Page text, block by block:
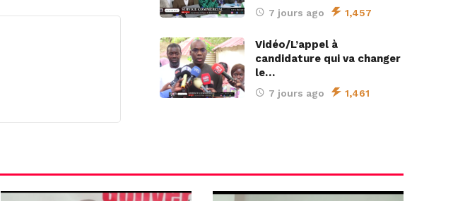
7 jours ago 1,457
Vidéo/L’appel à
candidature qui va changer
le…
7 jours ago 1,461